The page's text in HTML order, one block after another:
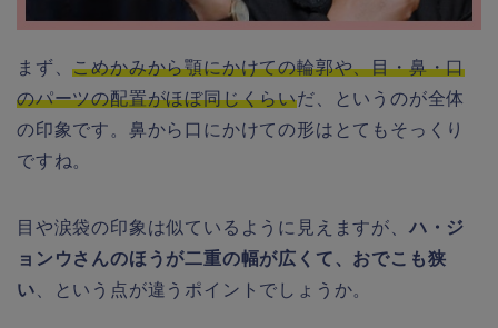
まず、こめかみから顎にかけての輪郭や、目・鼻・口
のパーツの配置がほぼ同じくらいだ、というのが全体
の印象です。鼻から口にかけての形はとてもそっくり
ですね。
目や涙袋の印象は似ているように見えますが、 ハ・ジ
ョンウさんのほうが二重の幅が広くて、おでこも狭
い 、という点が違うポイントでしょうか。